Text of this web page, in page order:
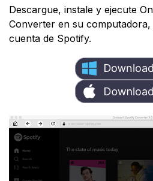
Descargue, instale y ejecute
Converter en su computadora,
cuenta de Spotify.